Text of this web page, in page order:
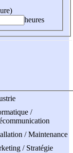
heures
/
/ Maintenance
/ Stratégie